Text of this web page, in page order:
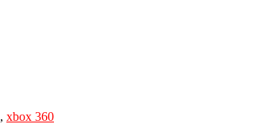
, xbox 360